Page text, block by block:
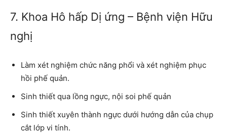
7. Khoa Hô hấp Dị ứng – Bệnh viện Hữu
nghị
Làm xét nghiệm chức năng phổi và xét nghiệm phục
hồi phế quản.
Sinh thiết qua lồng ngực, nội soi phế quản
Sinh thiết xuyên thành ngực dưới hướng dẫn của chụp
cắt lớp vi tính.